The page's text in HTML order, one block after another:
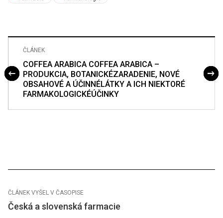
ČLÁNEK
COFFEA ARABICA COFFEA ARABICA –
PRODUKCIA, BOTANICKÉZARADENIE, NOVÉ
OBSAHOVÉ A ÚČINNÉLÁTKY A ICH NIEKTORÉ
FARMAKOLOGICKÉÚČINKY
ČLÁNEK VYŠEL V ČASOPISE
Česká a slovenská farmacie